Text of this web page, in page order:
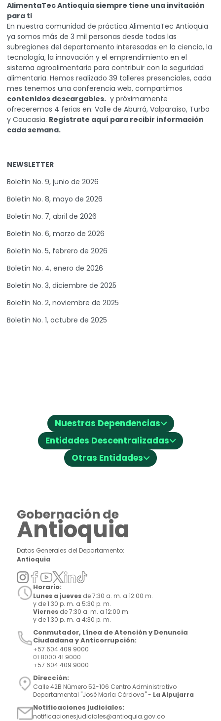
AlimentaTec Antioquia siempre tiene una invitación
para ti
En nuestra comunidad de práctica AlimentaTec Antioquia
ya somos más de 3 mil personas desde todas las
subregiones del departamento interesadas en la ciencia, la
tecnología, la innovación y el emprendimiento en el
sistema agroalimentario para contribuir con la seguridad
alimentaria. Hemos realizado 39 talleres presenciales, cada
mes tenemos una conferencia web, compartimos
contenidos descargables. y próximamente
ofreceremos 4 ferias en: Valle de Aburrá, Valparaíso, Turbo
y Caucasia. Regístrate aquí para recibir información
cada semana.
NEWSLETTER
Boletín No. 9, junio de 2026
Boletín No. 8, mayo de 2026
Boletín No. 7, abril de 2026
Boletín No. 6, marzo de 2026
Boletín No. 5, febrero de 2026
Boletín No. 4, enero de 2026
Boletín No. 3, diciembre de 2025
Boletín No. 2, noviembre de 2025
Boletín No. 1, octubre de 2025
Nuestras Dependencias⌵
Entidades Descentralizadas⌵
Otras Entidades⌵
Gobernación de
Antioquia
Datos Generales del Departamento:
Antioquia
Horario:
Lunes a jueves de 7:30 a. m. a 12:00 m.
y de 1:30 p. m. a 5:30 p. m.
Viernes de 7:30 a. m. a 12:00 m.
y de 1:30 p. m. a 4:30 p. m.
Conmutador, Línea de Atención y Denuncia
Ciudadana y Anticorrupción:
+57 604 409 9000
01 8000 41 9000
+57 604 409 9000
Dirección:
Calle 42B Número 52-106 Centro Administrativo
Departamental "José María Córdova" - La Alpujarra
Notificaciones judiciales:
notificacionesjudiciales@antioquia.gov.co